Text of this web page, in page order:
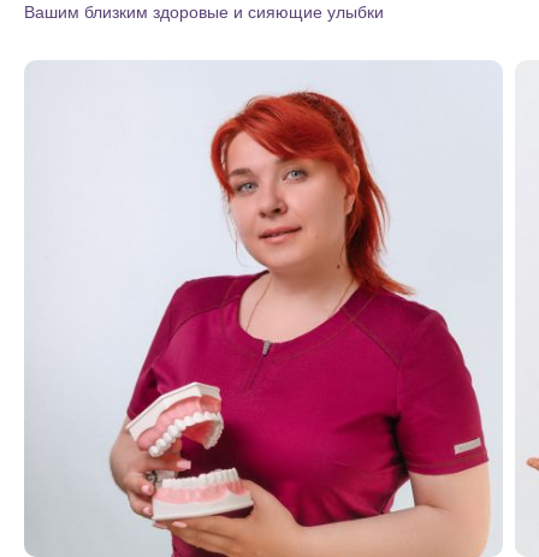
Вашим близким здоровые и сияющие улыбки